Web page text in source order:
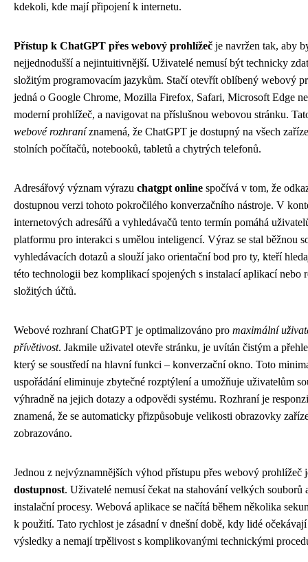
kdekoli, kde mají připojení k internetu.
Přístup k ChatGPT přes webový prohlížeč je navržen tak, aby
nejjednodušší a nejintuitivnější. Uživatelé nemusí být technicky
složitým programovacím jazykům. Stačí otevřít oblíbený webový
jedná o Google Chrome, Mozilla Firefox, Safari, Microsoft Edge
moderní prohlížeč, a navigovat na příslušnou webovou stránku.
webové rozhraníznamená, že ChatGPT je dostupný na všech
stolních počítačů, notebooků, tabletů a chytrých telefonů.
Adresářový význam výrazu chatgpt online spočívá v tom, že
dostupnou verzi tohoto pokročilého konverzačního nástroje. V
internetových adresářů a vyhledávačů tento termín pomáhá
platformu pro interakci s umělou inteligencí. Výraz se stal běžnou
vyhledávacích dotazů a slouží jako orientační bod pro ty, kteří
této technologii bez komplikací spojených s instalací aplikací nebo
složitých účtů.
Webové rozhraní ChatGPT je optimalizováno pro maximální
přívětivost. Jakmile uživatel otevře stránku, je uvítán čistým a
který se soustředí na hlavní funkci – konverzační okno. Toto
uspořádání eliminuje zbytečné rozptýlení a umožňuje uživatelům
výhradně na jejich dotazy a odpovědi systému. Rozhraní je
znamená, že se automaticky přizpůsobuje velikosti obrazovky
zobrazováno.
Jednou z nejvýznamnějších výhod přístupu přes webový prohlížeč
dostupnost. Uživatelé nemusí čekat na stahování velkých souborů
instalační procesy. Webová aplikace se načítá během několika
k použití. Tato rychlost je zásadní v dnešní době, kdy lidé
výsledky a nemají trpělivost s komplikovanými technickými